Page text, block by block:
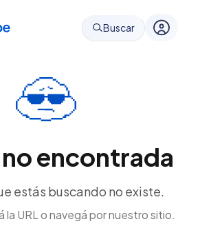
Buscar
no encontrada
estás buscando no existe.
la URL o navegá por nuestro sitio.